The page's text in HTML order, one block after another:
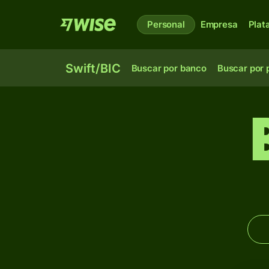
Personal Empresa
Swift/BIC Buscar por banco Buscar por